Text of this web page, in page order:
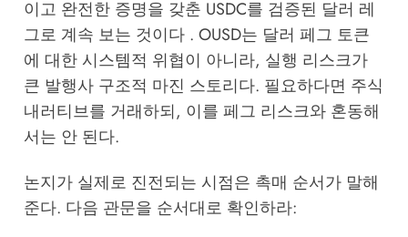
이고 완전한 증명을 갖춘 USDC를 검증된 달러 레
그로 계속 보는 것이다 . OUSD는 달러 페그 토큰
에 대한 시스템적 위협이 아니라, 실행 리스크가
큰 발행사 구조적 마진 스토리다. 필요하다면 주식
내러티브를 거래하되, 이를 페그 리스크와 혼동해
서는 안 된다.
논지가 실제로 진전되는 시점은 촉매 순서가 말해
준다. 다음 관문을 순서대로 확인하라: